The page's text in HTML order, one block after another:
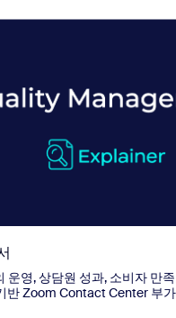
서
운영, 상담원 성과, 소비자 만
반 Zoom Contact Center 부